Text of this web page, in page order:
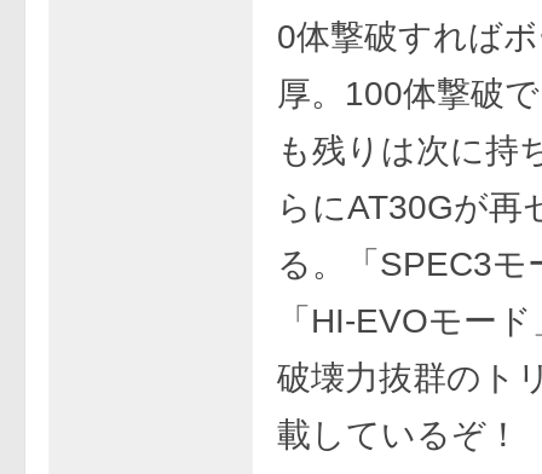
0体撃破すれば
厚。100体撃破
も残りは次に持
らにAT30Gが再
る。「SPEC3モ
「HI-EVOモー
破壊力抜群のト
載しているぞ！